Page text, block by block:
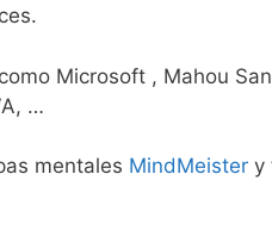
Microsoft , Mahou
…
mentales MindMeister y